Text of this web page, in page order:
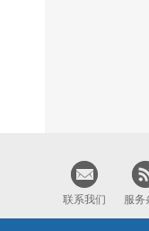
联系我们 服务